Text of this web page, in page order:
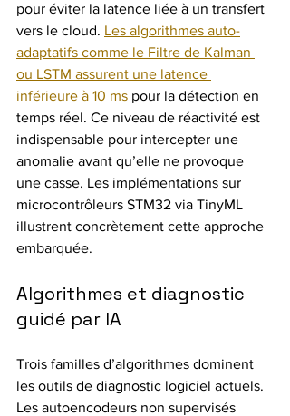
pour éviter la latence liée à un transfert
vers le cloud. Les algorithmes auto-
adaptatifs comme le Filtre de Kalman
ou LSTM assurent une latence
inférieure à 10 ms pour la détection en
temps réel. Ce niveau de réactivité est
indispensable pour intercepter une
anomalie avant qu’elle ne provoque
une casse. Les implémentations sur
microcontrôleurs STM32 via TinyML
illustrent concrètement cette approche
embarquée.
Algorithmes et diagnostic
guidé par IA
Trois familles d’algorithmes dominent
les outils de diagnostic logiciel actuels.
Les autoencodeurs non supervisés